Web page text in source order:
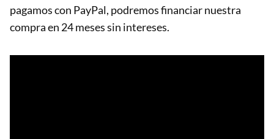
pagamos con PayPal, podremos financiar nuestra
compra en 24 meses sin intereses.